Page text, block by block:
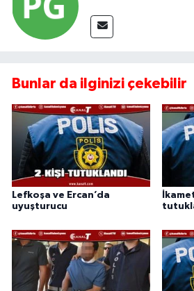
Bunlar da ilginizi çekebilir
Lefkoşa ve Ercan’da
uyuşturucu